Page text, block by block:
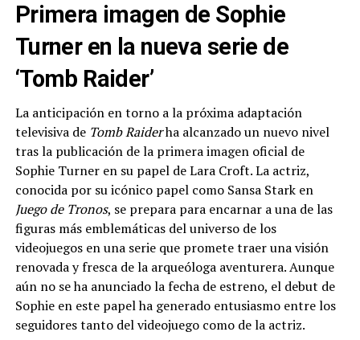
Primera imagen de Sophie
Turner en la nueva serie de
‘Tomb Raider’
La anticipación en torno a la próxima adaptación
televisiva de Tomb Raiderha alcanzado un nuevo nivel
tras la publicación de la primera imagen oficial de
Sophie Turner en su papel de Lara Croft. La actriz,
conocida por su icónico papel como Sansa Stark en
Juego de Tronos, se prepara para encarnar a una de las
figuras más emblemáticas del universo de los
videojuegos en una serie que promete traer una visión
renovada y fresca de la arqueóloga aventurera. Aunque
aún no se ha anunciado la fecha de estreno, el debut de
Sophie en este papel ha generado entusiasmo entre los
seguidores tanto del videojuego como de la actriz.